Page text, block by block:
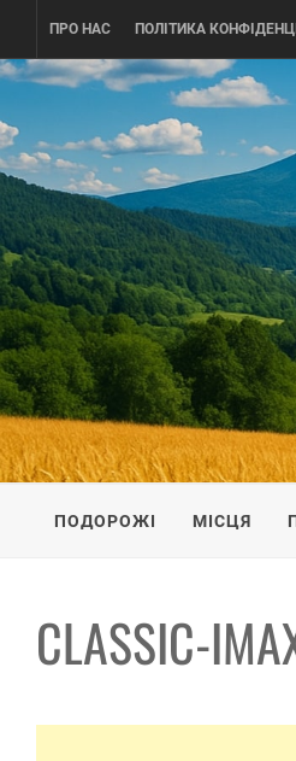
content
ПРО НАС ПОЛІТИКА
ПОДОРОЖI ПО
ПОДОРОЖІ МІСЦЯ
CLASSIC-